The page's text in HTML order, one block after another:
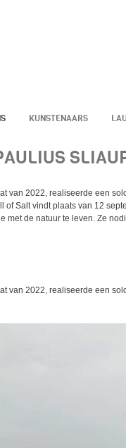
KUNSTENAARS
van 2022, realiseerde een
of Salt vindt plaats van 12
met de natuur te leven. Ze
van 2022, realiseerde een